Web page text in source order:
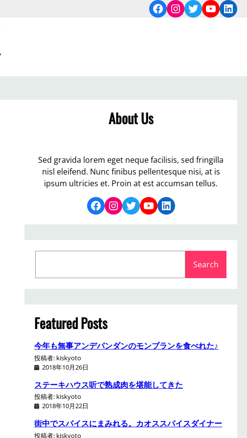
Facebook
Instagram
Twitter
About Us
Sed gravida lorem eget neque facilisis, sed fringilla
nisl eleifend. Nunc finibus pellentesque nisi, at is
ipsum ultricies et. Proin at est accumsan tellus.
Facebook Instagram Twitter YouTube LinkedIn
a
r
c
h
Search
Featured Posts
今年も無事アンデパンダンのモンブランを食べれた♪
投稿者: kiskyoto
2018年10月26日
ステーキハウス听で熟成肉を堪能してきた
投稿者: kiskyoto
2018年10月22日
街中でスパイスにまみれる。カオススパイスダイナー
投稿者: kiskyoto